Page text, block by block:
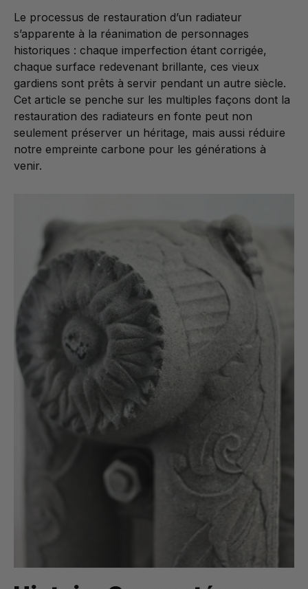
Le processus de restauration d’un radiateur
s’apparente à la réanimation de personnages
historiques : chaque imperfection étant corrigée,
chaque surface redevenant brillante, ces vieux
gardiens sont prêts à servir pendant un autre siècle.
Cet article se penche sur les multiples façons dont la
restauration des radiateurs en fonte peut non
seulement préserver un héritage, mais aussi réduire
notre empreinte carbone pour les générations à
venir.